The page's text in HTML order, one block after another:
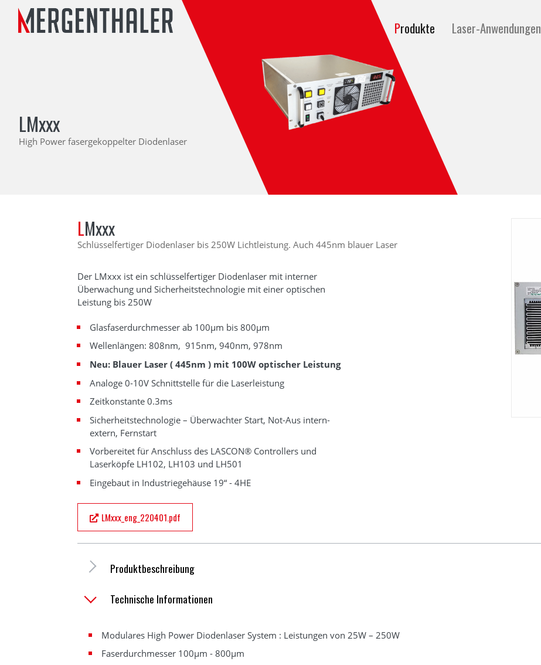
Zum Inhalt springen
Produkte Laser-Anwendungen
LMxxx
High Power fasergekoppelter Diodenlaser
LMxxx
Schlüsselfertiger Diodenlaser bis 250W Lichtleistung. Auch 445nm blauer Laser
Der LMxxx ist ein schlüsselfertiger Diodenlaser mit interner
Überwachung und Sicherheitstechnologie mit einer optischen
Leistung bis 250W
Glasfaserdurchmesser ab 100µm bis 800µm
Wellenlängen: 808nm, 915nm, 940nm, 978nm
Neu: Blauer Laser ( 445nm ) mit 100W optischer Leistung
Analoge 0-10V Schnittstelle für die Laserleistung
Zeitkonstante 0.3ms
Sicherheitstechnologie – Überwachter Start, Not-Aus intern-
extern, Fernstart
Vorbereitet für Anschluss des LASCON® Controllers und
Laserköpfe LH102, LH103 und LH501
Eingebaut in Industriegehäuse 19“ - 4HE
LMxxx_eng_220401.pdf
Produktbeschreibung
Technische Informationen
Modulares High Power Diodenlaser System : Leistungen von 25W – 250W
Faserdurchmesser 100µm - 800µm